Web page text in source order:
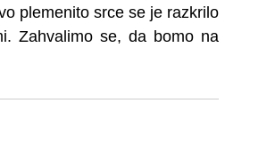
plemenito srce se je razkrilo
Zahvalimo se, da bomo na